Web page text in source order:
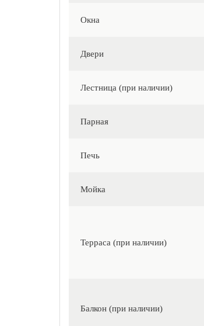
Окна
Двери
Лестница (при наличии)
Парная
Печь
Мойка
Терраса (при наличии)
Балкон (при наличии)